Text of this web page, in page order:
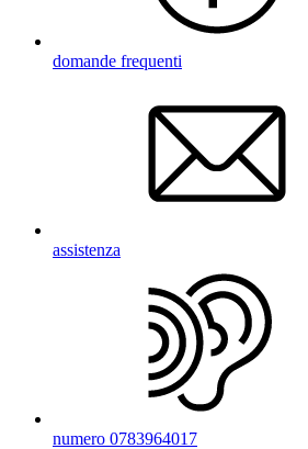
domande frequenti
assistenza
numero 0783964017